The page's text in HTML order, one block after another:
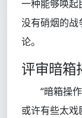
一种能够唤起
没有硝烟的战
论。
评审暗箱
“暗箱操
或许有些太